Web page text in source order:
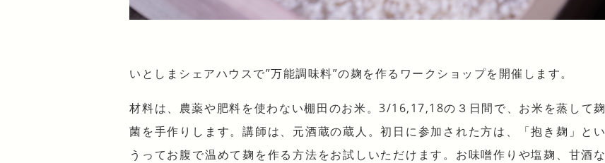
いとしまシェアハウスで”万能調味料”の麹を作るワークショップを開催します。
材料は、農薬や肥料を使わない棚田のお米。3/16,17,18の３日間で、お米を蒸して麹
菌を手作りします。講師は、元酒蔵の蔵人。初日に参加された方は、「抱き麹」とい
うってお腹で温めて麹を作る方法をお試しいただけます。お味噌作りや塩麹、甘酒な